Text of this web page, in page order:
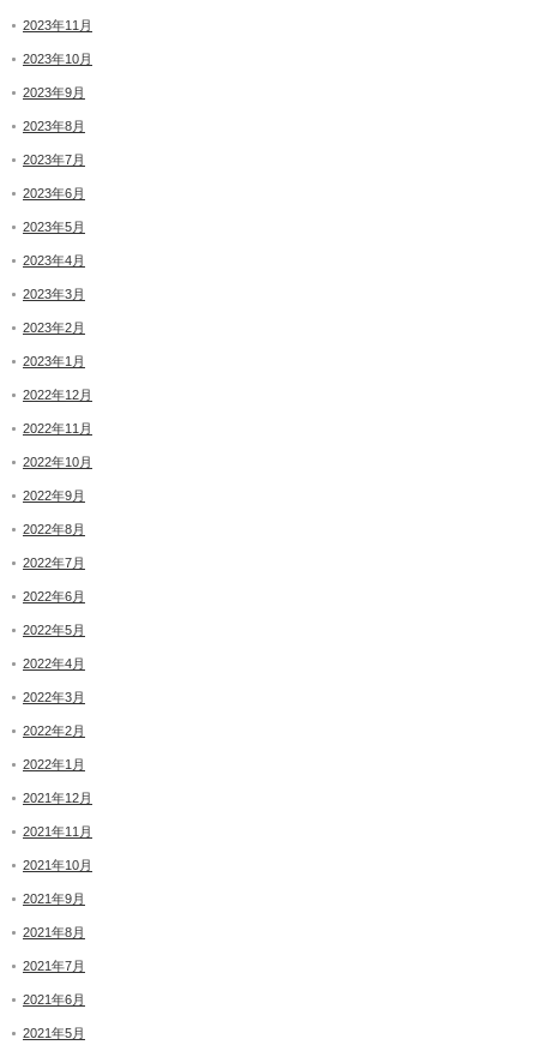
2023年11月
2023年10月
2023年9月
2023年8月
2023年7月
2023年6月
2023年5月
2023年4月
2023年3月
2023年2月
2023年1月
2022年12月
2022年11月
2022年10月
2022年9月
2022年8月
2022年7月
2022年6月
2022年5月
2022年4月
2022年3月
2022年2月
2022年1月
2021年12月
2021年11月
2021年10月
2021年9月
2021年8月
2021年7月
2021年6月
2021年5月